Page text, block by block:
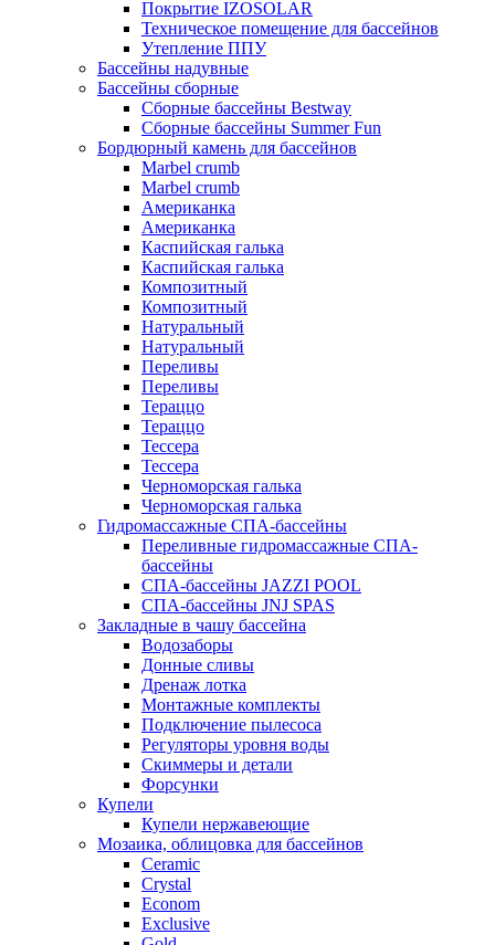
Покрытие IZOSOLAR
Техническое помещение для бассейнов
Утепление ППУ
Бассейны надувные
Бассейны сборные
Сборные бассейны Bestway
Сборные бассейны Summer Fun
Бордюрный камень для бассейнов
Marbel crumb
Marbel crumb
Американка
Американка
Каспийская галька
Каспийская галька
Композитный
Композитный
Натуральный
Натуральный
Переливы
Переливы
Тераццо
Тераццо
Тессера
Тессера
Черноморская галька
Черноморская галька
Гидромассажные СПА-бассейны
Переливные гидромассажные СПА-
бассейны
СПА-бассейны JAZZI POOL
СПА-бассейны JNJ SPAS
Закладные в чашу бассейна
Водозаборы
Донные сливы
Дренаж лотка
Монтажные комплекты
Подключение пылесоса
Регуляторы уровня воды
Скиммеры и детали
Форсунки
Купели
Купели нержавеющие
Мозаика, облицовка для бассейнов
Ceramic
Crystal
Econom
Exclusive